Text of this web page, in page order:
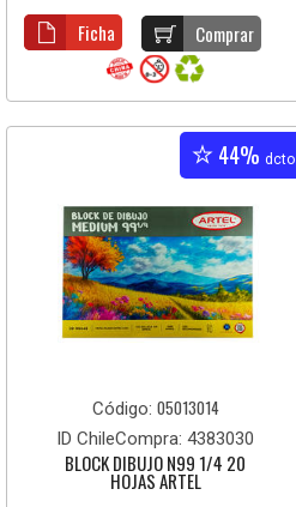
Comprar
Ficha
44% dcto
Código: 05013014
ID ChileCompra: 4383030
BLOCK DIBUJO N99 1/4 20
HOJAS ARTEL